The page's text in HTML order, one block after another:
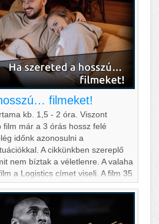
filmeket!
kb. 1,5 - 2 óra. Viszont
film már a 3 órás hossz felé
időnk azonosulni a
A cikkünkben szereplő
nem bíztak a véletlenre. A valaha
a Logistics címet viseli. A film 35
érdemes előtte elmenni
lemaradjunk valamiről. De ha